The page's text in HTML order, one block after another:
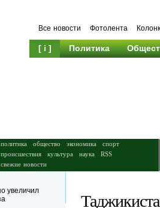
Все новости Фотолента
[ i ] Политика
политика общество экономика
спорт
происшествия
культура наука
RSS
свежие новости